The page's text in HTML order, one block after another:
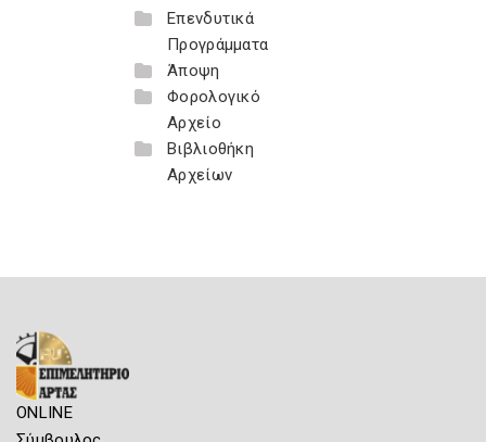
Επενδυτικά
Προγράμματα
Άποψη
Φορολογικό
Αρχείο
Βιβλιοθήκη
Αρχείων
ONLINE